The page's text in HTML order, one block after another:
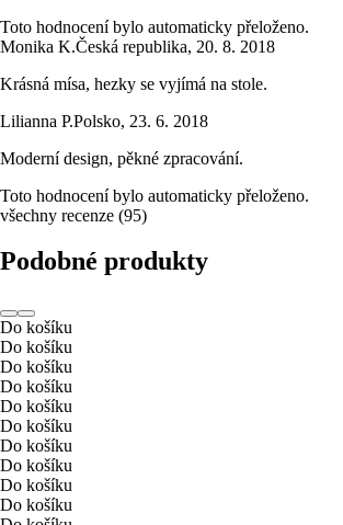
Toto hodnocení bylo automaticky přeloženo.
Monika K.Česká republika, 20. 8. 2018
Krásná mísa, hezky se vyjímá na stole.
Lilianna P.Polsko, 23. 6. 2018
Moderní design, pěkné zpracování.
Toto hodnocení bylo automaticky přeloženo.
všechny recenze (95)
Podobné produkty
Do košíku
Do košíku
Do košíku
Do košíku
Do košíku
Do košíku
Do košíku
Do košíku
Do košíku
Do košíku